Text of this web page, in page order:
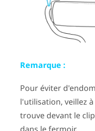
Remarque :
Pour éviter
l'utilisation, veillez
trouve devant le